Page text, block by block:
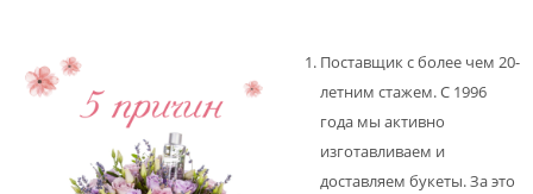
Поставщик с более чем 20-
летним стажем. С 1996
года мы активно
изготавливаем и
доставляем букеты. За это